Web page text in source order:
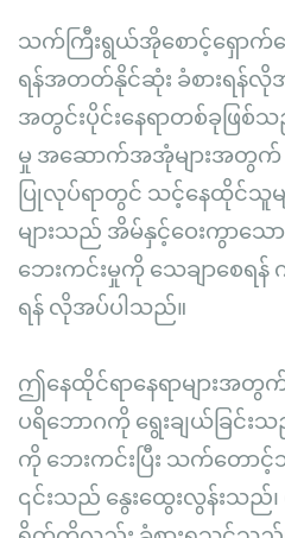
သက်ကြီးရွယ်အိုစောင့်ရှောက်
ရန်အတတ်နိုင်ဆုံး ခံစားရန်လိုအ
အတွင်းပိုင်းနေရာတစ်ခုဖြ
မှု အဆောက်အအုံများအတွက် ဒီ
ပြုလုပ်ရာတွင် သင့်နေထိုင်သူ
များသည် အိမ်နှင့်ဝေးကွာသေ
ဘေးကင်းမှုကို သေချာစေရန်
ရန် လိုအပ်ပါသည်။
ဤနေထိုင်ရာနေရာများအတွ
ပရိဘောဂကို ရွေးချယ်ခြင်
ကို ဘေးကင်းပြီး သက်တောင့်
၎င်းသည် နွေးထွေးလွန်းသည်